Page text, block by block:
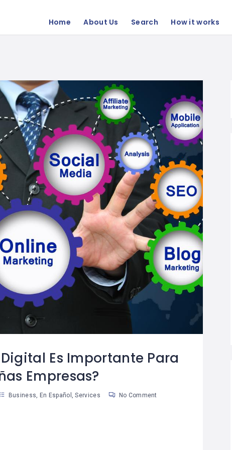
Home About Us Search How it works
Es Importante Para
Empresas?
Business, En Español ,Services No Comment
¿Cómo Trabajar La
Mente Para Lograr
Más Que Una Meta?
Martinez
08
06
Cómo Separar Las
Finanzas
Personales De Las
De Tu Negocio
Susan Martinez